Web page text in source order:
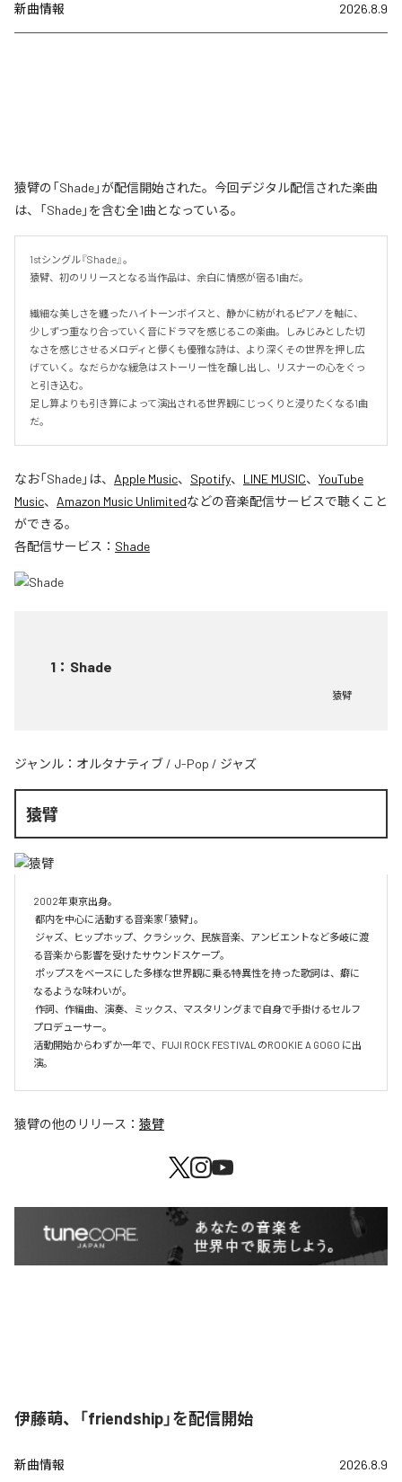
新曲情報 2026.8.9
猿臂の「Shade」が配信開始された。今回デジタル配信された楽曲
は、「Shade」を含む全1曲となっている。
1stシングル『Shade』。
猿臂、初のリリースとなる当作品は、余白に情感が宿る1曲だ。
繊細な美しさを纏ったハイトーンボイスと、静かに紡がれるピアノを軸に、
少しずつ重なり合っていく音にドラマを感じるこの楽曲。しみじみとした切
なさを感じさせるメロディと儚くも優雅な詩は、より深くその世界を押し広
げていく。なだらかな緩急はストーリー性を醸し出し、リスナーの心をぐっ
と引き込む。
足し算よりも引き算によって演出される世界観にじっくりと浸りたくなる1曲
だ。
なお「Shade」は、 Apple Music、 Spotify、 LINE MUSIC、 YouTube
Music、 Amazon Music Unlimitedなどの音楽配信サービスで聴くこと
ができる。
各配信サービス： Shade
1 ： Shade
猿臂
ジャンル： オルタナティブ / J-Pop / ジャズ
猿臂
2002年東京出身。
る音楽から影響を受けたサウンドスケープ。
なるような味わいが。
プロデューサー。
活動開始からわずか一年で、FUJI ROCK FESTIVAL のROOKIE A GOGO に出
演。
猿臂の他のリリース： 猿臂
伊藤萌、「friendship」を配信開始
新曲情報 2026.8.9